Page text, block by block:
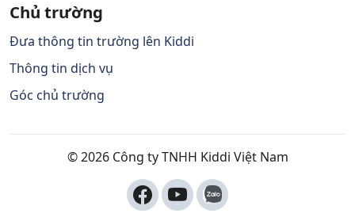
Chủ trường
Đưa thông tin trường lên Kiddi
Thông tin dịch vụ
Góc chủ trường
© 2026 Công ty TNHH Kiddi Việt Nam